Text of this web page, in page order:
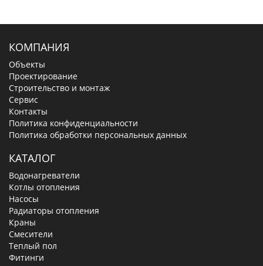
КОМПАНИЯ
Объекты
Проектирование
Строительство и монтаж
Сервис
Контакты
Политика конфиденциальности
Политика обработки персональных данных
КАТАЛОГ
Водонагреватели
Котлы отопления
Насосы
Радиаторы отопления
Краны
Смесители
Теплый пол
Фитинги